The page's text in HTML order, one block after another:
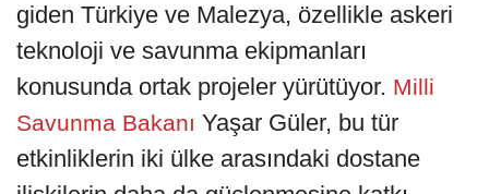
giden Türkiye ve Malezya, özellikle askeri
teknoloji ve savunma ekipmanları
konusunda ortak projeler yürütüyor. Milli
Savunma Bakanı Yaşar Güler, bu tür
etkinliklerin iki ülke arasındaki dostane